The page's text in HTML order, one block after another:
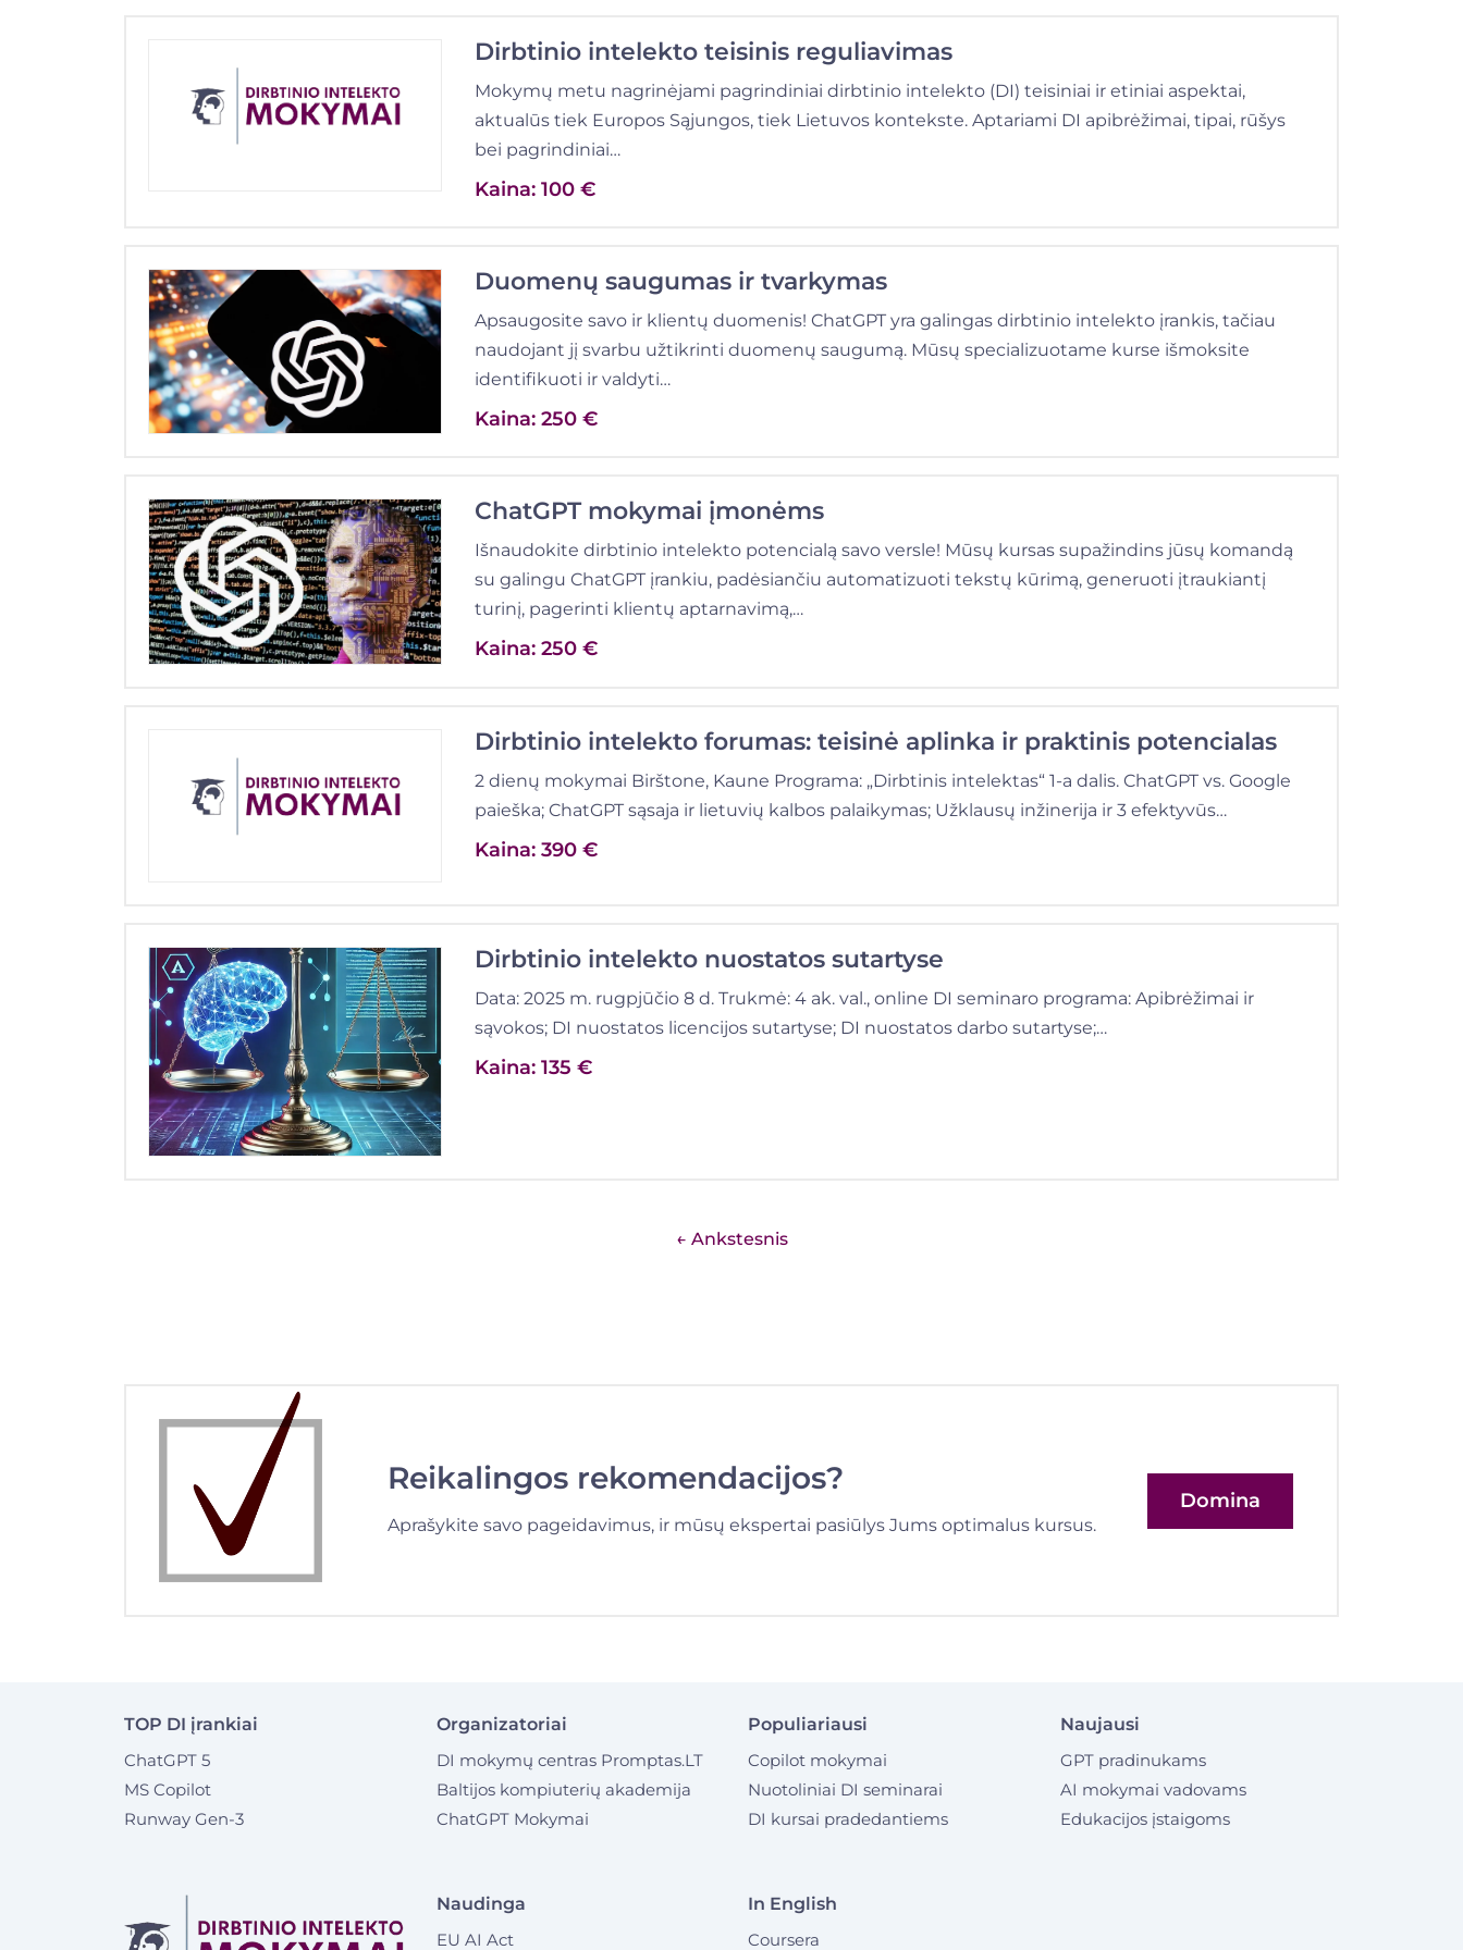
Dirbtinio intelekto teisinis reguliavimas
Mokymų metu nagrinėjami pagrindiniai dirbtinio intelekto (DI) teisiniai ir etiniai aspektai,
aktualūs tiek Europos Sąjungos, tiek Lietuvos kontekste. Aptariami DI apibrėžimai, tipai, rūšys
bei pagrindiniai…
Kaina: 100 €
Duomenų saugumas ir tvarkymas
Apsaugosite savo ir klientų duomenis! ChatGPT yra galingas dirbtinio intelekto įrankis, tačiau
naudojant jį svarbu užtikrinti duomenų saugumą. Mūsų specializuotame kurse išmoksite
identifikuoti ir valdyti…
Kaina: 250 €
ChatGPT mokymai įmonėms
Išnaudokite dirbtinio intelekto potencialą savo versle! Mūsų kursas supažindins jūsų komandą
su galingu ChatGPT įrankiu, padėsiančiu automatizuoti tekstų kūrimą, generuoti įtraukiantį
turinį, pagerinti klientų aptarnavimą,…
Kaina: 250 €
Dirbtinio intelekto forumas: teisinė aplinka ir praktinis potencialas
2 dienų mokymai Birštone, Kaune Programa: „Dirbtinis intelektas“ 1-a dalis. ChatGPT vs. Google
paieška; ChatGPT sąsaja ir lietuvių kalbos palaikymas; Užklausų inžinerija ir 3 efektyvūs…
Kaina: 390 €
Dirbtinio intelekto nuostatos sutartyse
Data: 2025 m. rugpjūčio 8 d. Trukmė: 4 ak. val., online DI seminaro programa: Apibrėžimai ir
sąvokos; DI nuostatos licencijos sutartyse; DI nuostatos darbo sutartyse;…
Kaina: 135 €
← Ankstesnis
Reikalingos rekomendacijos?
Aprašykite savo pageidavimus, ir mūsų ekspertai pasiūlys Jums optimalus kursus.
Domina
TOP DI įrankiai
ChatGPT 5
MS Copilot
Runway Gen-3
Organizatoriai
DI mokymų centras Promptas.LT
Baltijos kompiuterių akademija
ChatGPT Mokymai
Populiariausi
Copilot mokymai
Nuotoliniai DI seminarai
DI kursai pradedantiems
Naujausi
GPT pradinukams
AI mokymai vadovams
Edukacijos įstaigoms
Naudinga
EU AI Act
In English
Coursera